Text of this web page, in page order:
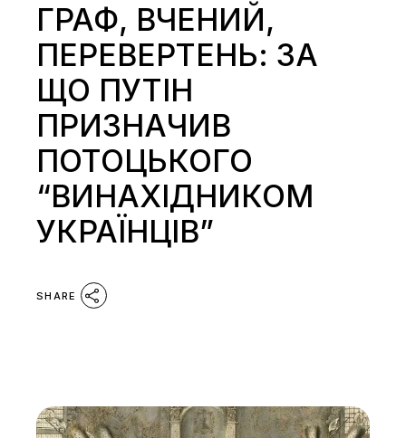
ГРАФ, ВЧЕНИЙ,
ПЕРЕВЕРТЕНЬ: ЗА
ЩО ПУТІН
ПРИЗНАЧИВ
ПОТОЦЬКОГО
“ВИНАХІДНИКОМ
УКРАЇНЦІВ”
SHARE